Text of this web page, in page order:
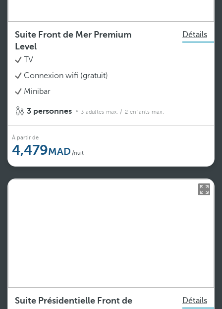
Suite Front de Mer Premium
Level
Détails
TV
Connexion wifi (gratuit)
Minibar
3 personnes 3 adultes max. / 2 enfants max.
À partir de
4,479 /nuit
Suite Présidentielle Front de
Détails